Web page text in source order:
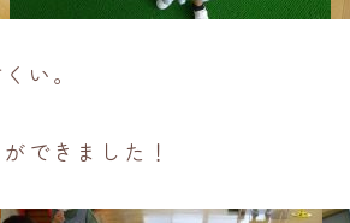
い。
できました！